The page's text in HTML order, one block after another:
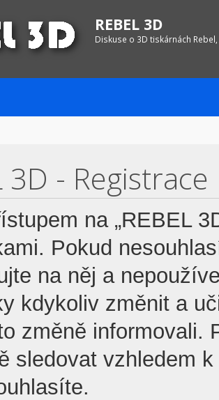
REBEL 3D
Diskuse o 3D tiskárnách
3D - Registrace
na „REBEL
Pokud
na něj a
kdykoliv změnit a
změně informovali.
sledovat vzhledem